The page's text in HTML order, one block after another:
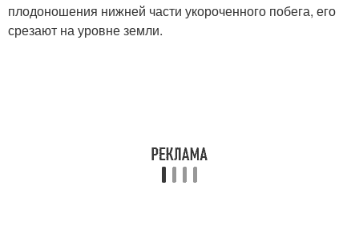
плодоношения нижней части укороченного побега, его
срезают на уровне земли.